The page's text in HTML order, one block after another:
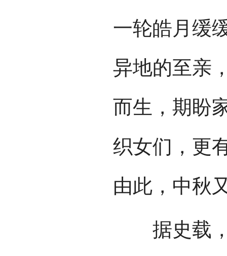
一轮皓月缓
异地的至亲
而生，期盼
织女们，更
由此，中秋
据史载，